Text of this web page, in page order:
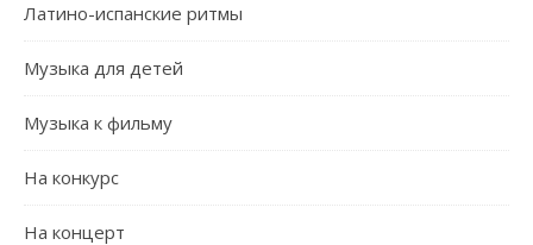
Латино-испанские ритмы
Музыка для детей
Музыка к фильму
На конкурс
На концерт